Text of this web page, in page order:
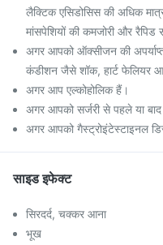
लैक्टिक एसिडोसिस की अधिक
मांसपेशियों की कमजोरी और रैपिड
अगर आपको ऑक्सीजन की अपर्याप्त
कंडीशन जैसे शॉक, हार्ट फेलियर
अगर आप एल्कोहोलिक हैं।
अगर आपको सर्जरी से पहले या
अगर आपको गैस्ट्रोइंटेस्टाइनल
साइड इफेक्ट
सिरदर्द, चक्कर आना
भूख